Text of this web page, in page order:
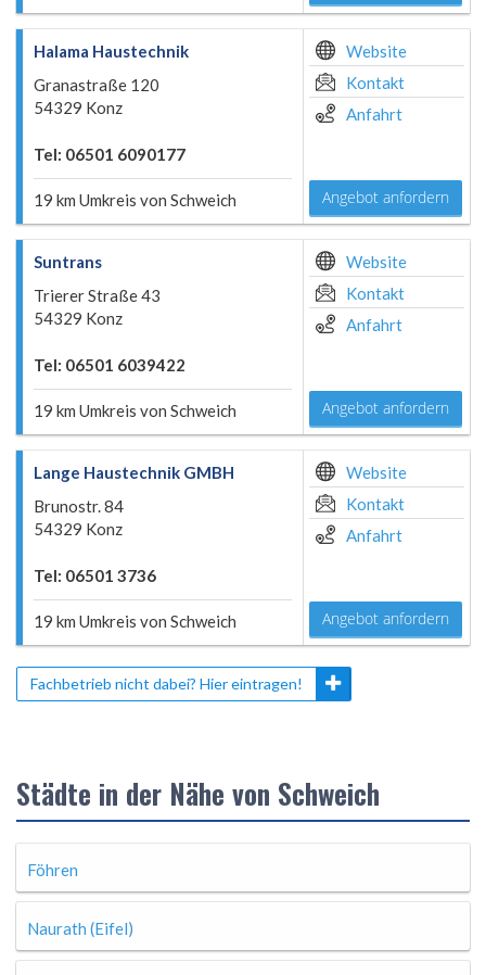
Halama Haustechnik
Granastraße 120
54329 Konz
Tel: 06501 6090177
19 km Umkreis von Schweich
Website
Kontakt
Anfahrt
Angebot anfordern
Suntrans
Trierer Straße 43
54329 Konz
Tel: 06501 6039422
19 km Umkreis von Schweich
Website
Kontakt
Anfahrt
Angebot anfordern
Lange Haustechnik GMBH
Brunostr. 84
54329 Konz
Tel: 06501 3736
19 km Umkreis von Schweich
Website
Kontakt
Anfahrt
Angebot anfordern
Fachbetrieb nicht dabei? Hier eintragen!
Städte in der Nähe von Schweich
Föhren
Naurath (Eifel)